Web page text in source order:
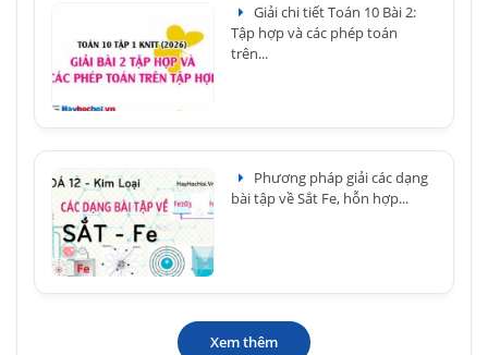
Giải chi tiết Toán 10 Bài 2:
Tập hợp và các phép toán
trên...
Phương pháp giải các dạng
bài tập về Sắt Fe, hỗn hợp...
Xem thêm